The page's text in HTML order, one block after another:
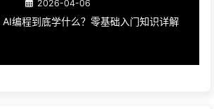
2026-04-06
编程到底学什么？零基础入门知识详解